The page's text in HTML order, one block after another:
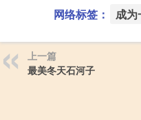
网络标签： 成为
上一篇
最美冬天石河子